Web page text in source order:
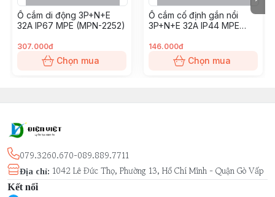
Ổ cắm di động 3P+N+E
32A IP67 MPE (MPN-2252)
307.000đ
Chọn mua
Ổ cắm cố định gắn nổi
3P+N+E 32A IP44 MPE
146.000đ
Chọn mua
079.3260.670-089.889.7711
Địa chỉ: 1042 Lê Đức Thọ, Phường 13, Hồ Chí Minh - Quận Gò Vấp
Kết nối